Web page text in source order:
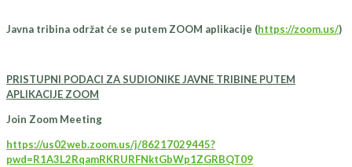
Javna tribina održat će se putem ZOOM aplikacije (https://zoom.us/)
PRISTUPNI PODACI ZA SUDIONIKE JAVNE TRIBINE PUTEM
APLIKACIJE ZOOM
Join Zoom Meeting
https://us02web.zoom.us/j/86217029445?
pwd=R1A3L2RqamRKRURFNktGbWp1ZGRBQT09